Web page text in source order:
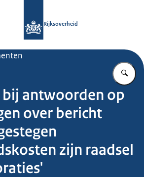
Rijksoverheid
bij antwoorden op
over bericht
zijn raadsel